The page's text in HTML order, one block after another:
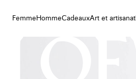
Femme HommeCadeauxArt et artisanat